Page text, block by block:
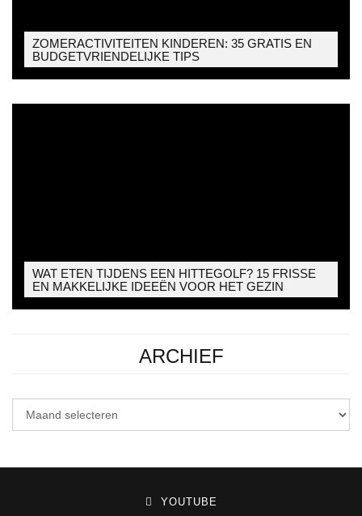
ZOMERACTIVITEITEN KINDEREN: 35 GRATIS EN
BUDGETVRIENDELIJKE TIPS
WAT ETEN TIJDENS EEN HITTEGOLF? 15 FRISSE
EN MAKKELIJKE IDEEËN VOOR HET GEZIN
ARCHIEF
YOUTUBE